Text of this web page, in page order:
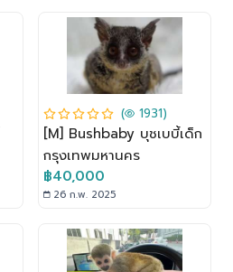
( 1931)
[M] Bushbaby บุชเบบี้เด็ก
กรุงเทพมหานคร
฿40,000
26 ก.พ. 2025